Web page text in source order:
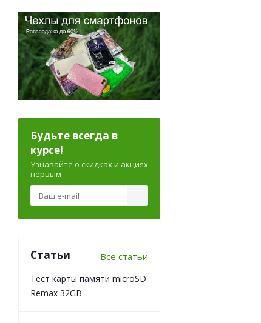
Будьте всегда в
курсе!
Узнавайте о скидках и акциях
первым
Статьи Все статьи
Тест карты памяти microSD
Remax 32GB